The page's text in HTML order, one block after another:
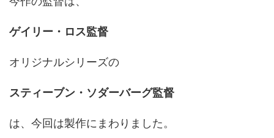
ゲイリー・ロス監督
オリジナルシリーズの
スティーブン・ソダーバーグ監督
は、今回は製作にまわりました。